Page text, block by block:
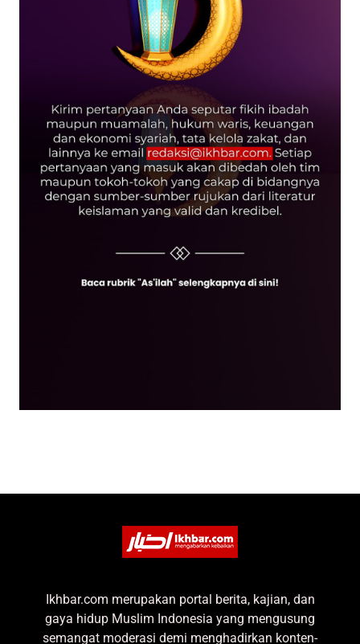
Ikhbar.com merupakan portal berita, kajian, dan
gaya hidup Muslim Indonesia yang mengusung
semangat moderasi demi menghadirkan konten-